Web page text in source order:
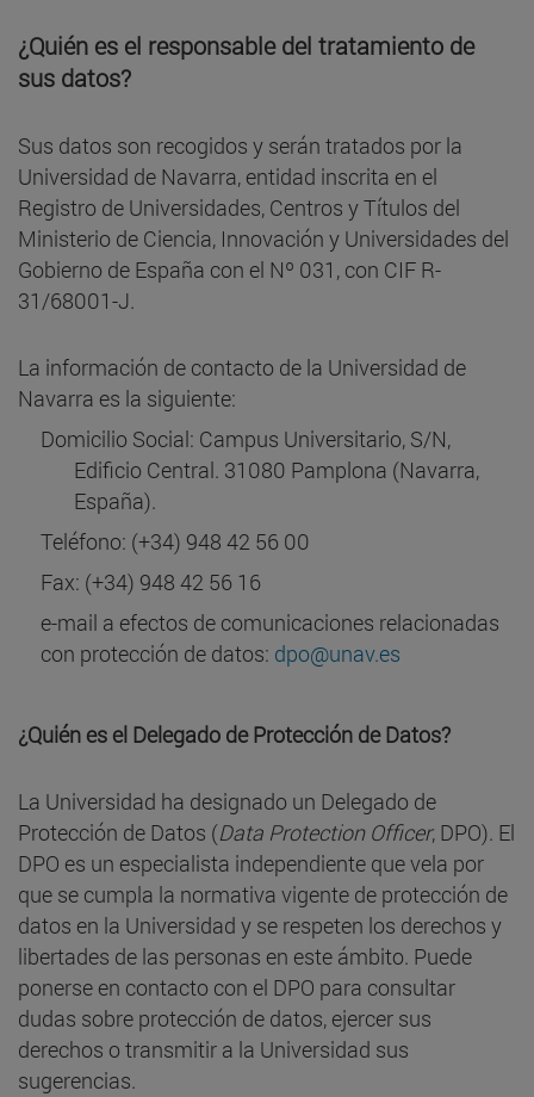
¿Quién es el responsable del tratamiento de
sus datos?
Sus datos son recogidos y serán tratados por la
Universidad de Navarra, entidad inscrita en el
Registro de Universidades, Centros y Títulos del
Ministerio de Ciencia, Innovación y Universidades del
Gobierno de España con el Nº 031, con CIF R-
31/68001-J.
La información de contacto de la Universidad de
Navarra es la siguiente:
Domicilio Social: Campus Universitario, S/N,
Edificio Central. 31080 Pamplona (Navarra,
España).
Teléfono: (+34) 948 42 56 00
Fax: (+34) 948 42 56 16
e-mail a efectos de comunicaciones relacionadas
con protección de datos: dpo@unav.es
¿Quién es el Delegado de Protección de Datos?
La Universidad ha designado un Delegado de
Protección de Datos (Data Protection Officer, DPO). El
DPO es un especialista independiente que vela por
que se cumpla la normativa vigente de protección de
datos en la Universidad y se respeten los derechos y
libertades de las personas en este ámbito. Puede
ponerse en contacto con el DPO para consultar
dudas sobre protección de datos, ejercer sus
derechos o transmitir a la Universidad sus
sugerencias.